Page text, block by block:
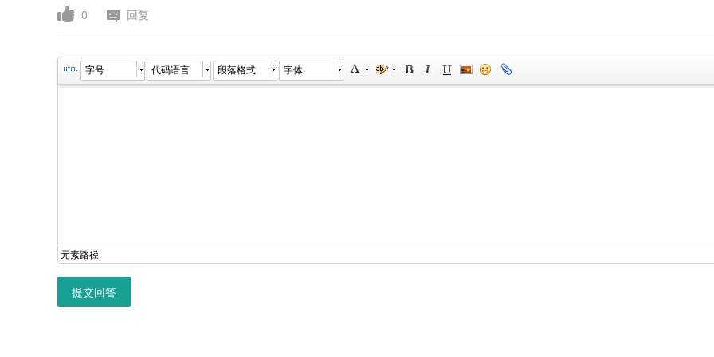
0 回复
字号 代码语言 段落格式 字体
元素路径:
提交回答